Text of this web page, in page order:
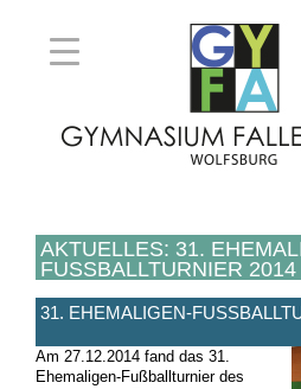
AKTUELLES: 31.
FUSSBALLTURNIER 2014
31. EHEMALIGEN-
Am 27.12.2014 fand das 31.
Ehemaligen-Fußballturnier des